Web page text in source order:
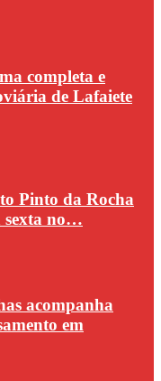
completa e
de Lafaiete
Pinto da Rocha
sexta no…
acompanha
em